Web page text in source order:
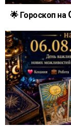
🌟 Гороскоп на